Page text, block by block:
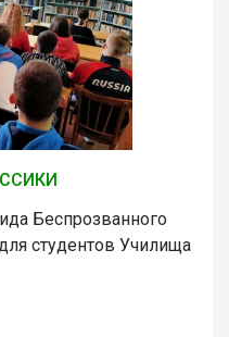
Беспрозванного
студентов Училища